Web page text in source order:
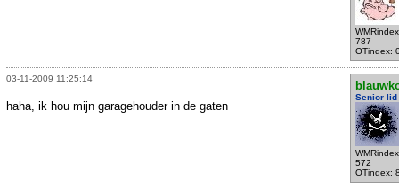
787
OTindex:
03-11-2009 11:25:14
Senior lid
572
OTindex:
haha, ik hou mijn garagehouder in de gaten